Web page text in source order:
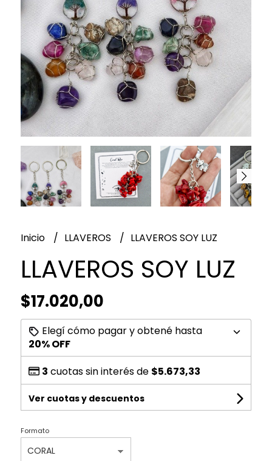
Inicio LLAVEROS LLAVEROS SOY LUZ
LLAVEROS SOY LUZ
$17.020,00
Elegí cómo pagar y obtené hasta
20% OFF
3 cuotas sin interés de $5.673,33
Ver cuotas y descuentos
Formato